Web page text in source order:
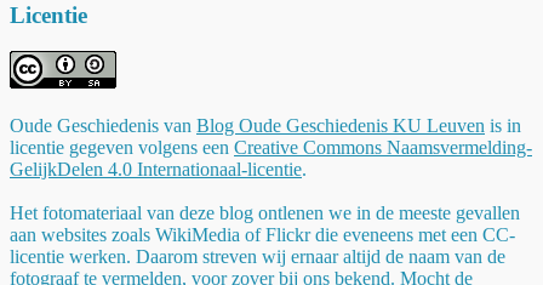
Licentie
Oude Geschiedenis van Blog Oude Geschiedenis KU Leuven is in
licentie gegeven volgens een Creative Commons Naamsvermelding-
GelijkDelen 4.0 Internationaal-licentie.
Het fotomateriaal van deze blog ontlenen we in de meeste gevallen
aan websites zoals WikiMedia of Flickr die eveneens met een CC-
licentie werken. Daarom streven wij ernaar altijd de naam van de
fotograaf te vermelden, voor zover bij ons bekend. Mocht de